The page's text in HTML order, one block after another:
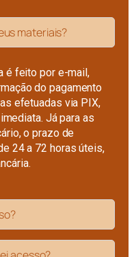
materiais?
é feito por e-mail,
do pagamento
efetuadas via PIX,
Já para as
o prazo de
24 a 72 horas úteis,